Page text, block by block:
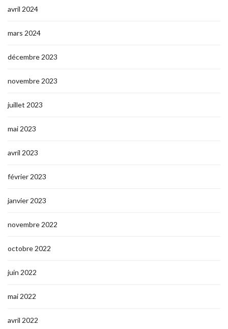
avril 2024
mars 2024
décembre 2023
novembre 2023
juillet 2023
mai 2023
avril 2023
février 2023
janvier 2023
novembre 2022
octobre 2022
juin 2022
mai 2022
avril 2022